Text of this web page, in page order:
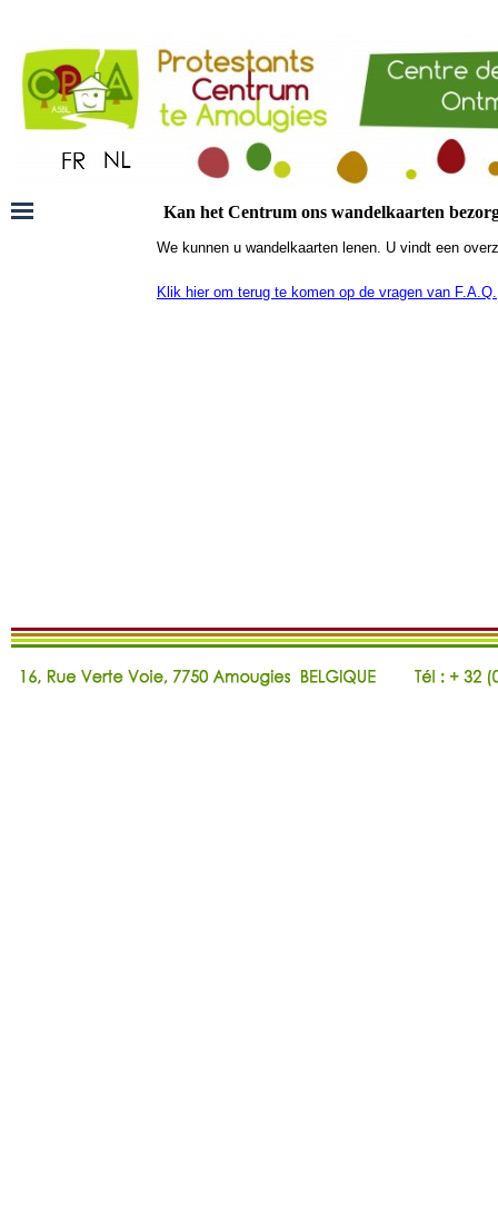
Kan het Centrum ons wandelkaarten
We kunnen u wandelkaarten lenen. U vindt een
Klik hier om terug te komen op de vragen van F.A.Q.